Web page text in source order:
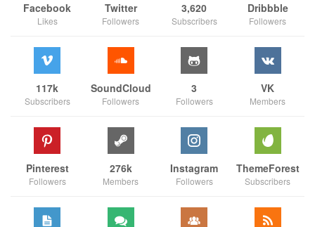
Facebook
Likes
Twitter
Followers
3,620
Subscribers
Dribbble
Followers
117k
Subscribers
SoundCloud
Followers
3
Followers
VK
Members
Pinterest
Followers
276k
Members
Instagram
Followers
ThemeForest
Subscribers